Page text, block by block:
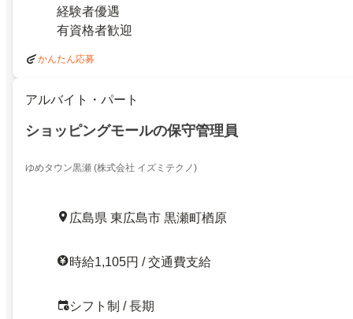
経験者優遇
有資格者歓迎
かんたん応募
アルバイト・パート
ショッピングモールの保守管理員
ゆめタウン黒瀬 (株式会社 イズミテクノ)
広島県 東広島市 黒瀬町楢原
時給1,105円 / 交通費支給
シフト制 / 長期